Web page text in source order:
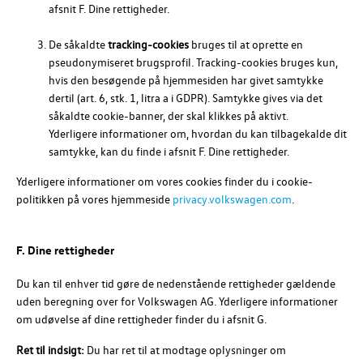
afsnit F. Dine rettigheder.
De såkaldtetracking-cookies bruges til at oprette en
pseudonymiseret brugsprofil. Tracking-cookies bruges kun,
hvis den besøgende på hjemmesiden har givet samtykke
dertil (art. 6, stk. 1, litra a i GDPR). Samtykke gives via det
såkaldte cookie-banner, der skal klikkes på aktivt.
Yderligere informationer om, hvordan du kan tilbagekalde dit
samtykke, kan du finde i afsnit F. Dine rettigheder.
Yderligere informationer om vores cookies finder du i cookie-
politikken på vores hjemmeside privacy.volkswagen.com
F. Dine rettigheder
Du kan til enhver tid gøre de nedenstående rettigheder gældende
uden beregning over forVolkswagen AG. Yderligere informationer
om udøvelse af dine rettigheder finder du i afsnit G.
Ret til indsigt: Du har ret til at modtage oplysninger om